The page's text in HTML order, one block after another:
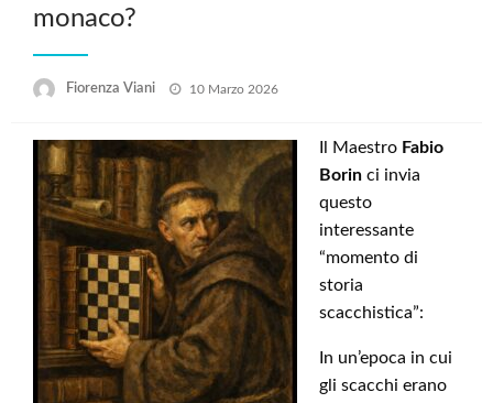
monaco?
Fiorenza Viani
Posted
10 Marzo 2026
Il Maestro Fabio
Borin ci invia
questo
interessante
“momento di
storia
scacchistica”:
In un’epoca in cui
gli scacchi erano